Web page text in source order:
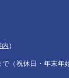
内）
（祝休日・年末年